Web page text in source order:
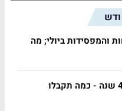
והמפסידות ביולי; מה
שילמתם לביטוח הלאומי 40 שנה - כמה תקבלו